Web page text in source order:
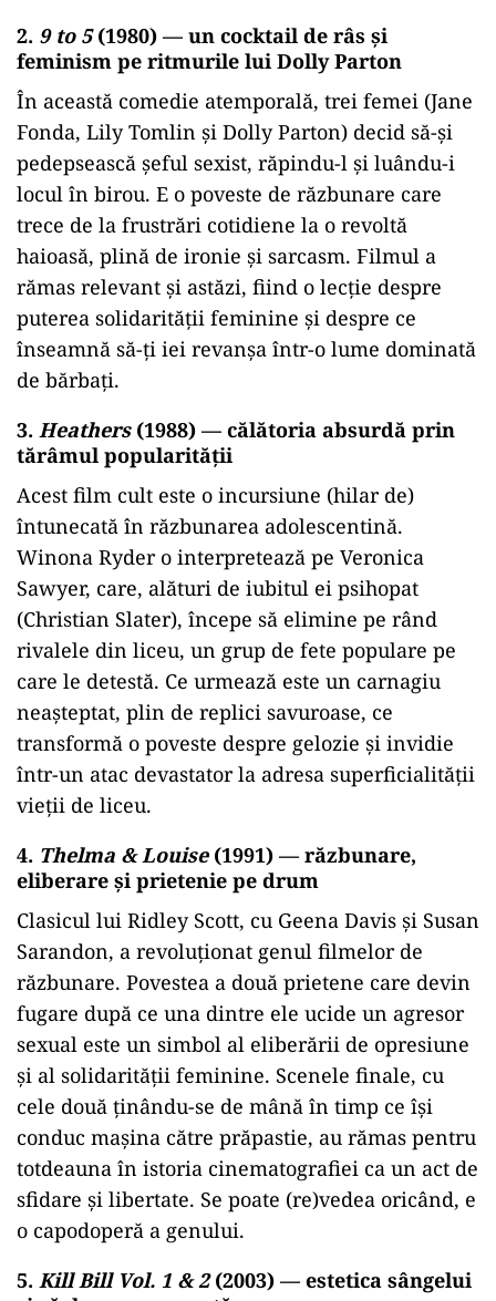
2. 9 to 5(1980) — un cocktail de râs și
feminism pe ritmurile lui Dolly Parton
În această comedie atemporală, trei femei (Jane
Fonda, Lily Tomlin și Dolly Parton) decid să-și
pedepsească șeful sexist, răpindu-l și luându-i
locul în birou. E o poveste de răzbunare care
trece de la frustrări cotidiene la o revoltă
haioasă, plină de ironie și sarcasm. Filmul a
rămas relevant și astăzi, fiind o lecție despre
puterea solidarității feminine și despre ce
înseamnă să-ți iei revanșa într-o lume dominată
de bărbați.
3. Heathers(1988) — călătoria absurdă prin
tărâmul popularității
Acest film cult este o incursiune (hilar de)
întunecată în răzbunarea adolescentină.
Winona Ryder o interpretează pe Veronica
Sawyer, care, alături de iubitul ei psihopat
(Christian Slater), începe să elimine pe rând
rivalele din liceu, un grup de fete populare pe
care le detestă. Ce urmează este un carnagiu
neașteptat, plin de replici savuroase, ce
transformă o poveste despre gelozie și invidie
într-un atac devastator la adresa superficialității
vieții de liceu.
4. Thelma & Louise(1991) — răzbunare,
eliberare și prietenie pe drum
Clasicul lui Ridley Scott, cu Geena Davis și Susan
Sarandon, a revoluționat genul filmelor de
răzbunare. Povestea a două prietene care devin
fugare după ce una dintre ele ucide un agresor
sexual este un simbol al eliberării de opresiune
și al solidarității feminine. Scenele finale, cu
cele două ținându-se de mână în timp ce își
conduc mașina către prăpastie, au rămas pentru
totdeauna în istoria cinematografiei ca un act de
sfidare și libertate. Se poate (re)vedea oricând, e
o capodoperă a genului.
5. Kill Bill Vol. 1 & 2(2003) — estetica sângelui